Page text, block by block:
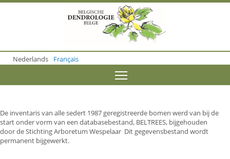
o
m
o
n
t
e
n
Nederlands Français
De inventaris van alle sedert 1987 geregistreerde bomen werd van bij de
start onder vorm van een databasebestand, BELTREES, bijgehouden
door de Stichting Arboretum Wespelaar Dit gegevensbestand wordt
permanent bijgewerkt.